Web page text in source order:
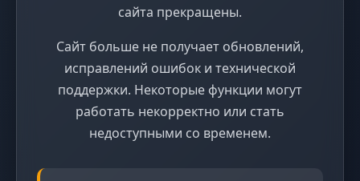
сайта прекращены.
Сайт больше не получает обновлений,
исправлений ошибок и технической
поддержки. Некоторые функции могут
работать некорректно или стать
недоступными со временем.